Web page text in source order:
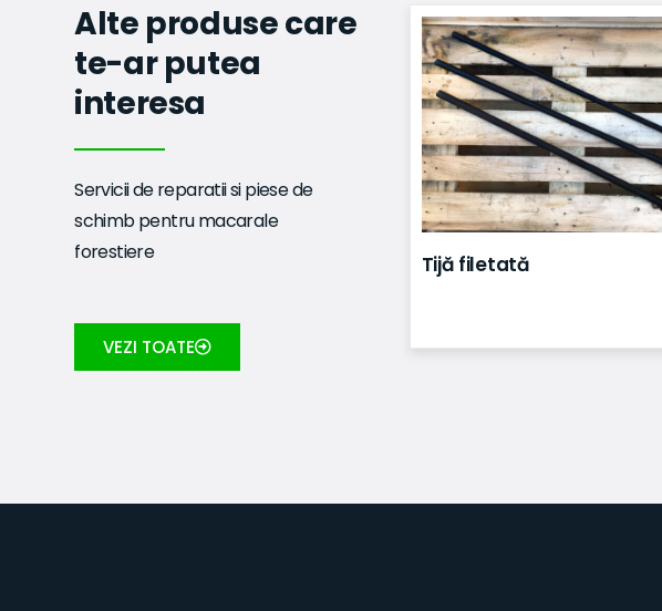
Alte produse care
te-ar putea
interesa
Servicii de reparatii si piese de
schimb pentru macarale
forestiere
VEZI TOATE
Tijă filetată